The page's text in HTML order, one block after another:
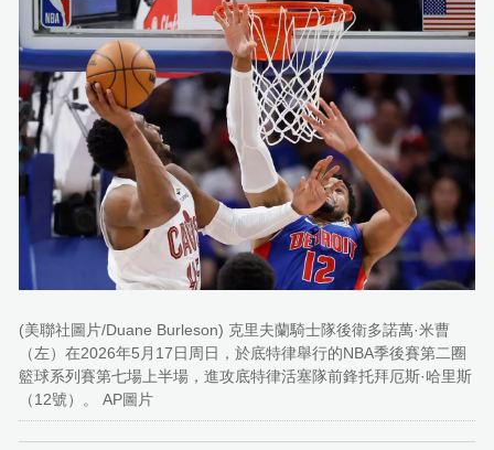
(美聯社圖片/Duane Burleson) 克里夫蘭騎士隊後衛多諾萬·米曹
（左）在2026年5月17日周日，於底特律舉行的NBA季後賽第二圈
籃球系列賽第七場上半場，進攻底特律活塞隊前鋒托拜厄斯·哈里斯
（12號）。 AP圖片